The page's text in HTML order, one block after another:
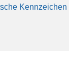
Kennzeichen